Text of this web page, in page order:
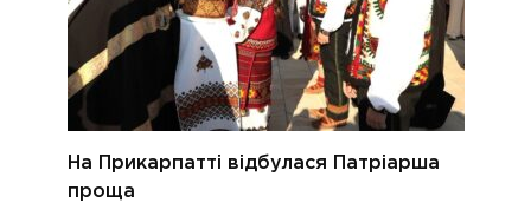
На Прикарпатті відбулася Патріарша
проща